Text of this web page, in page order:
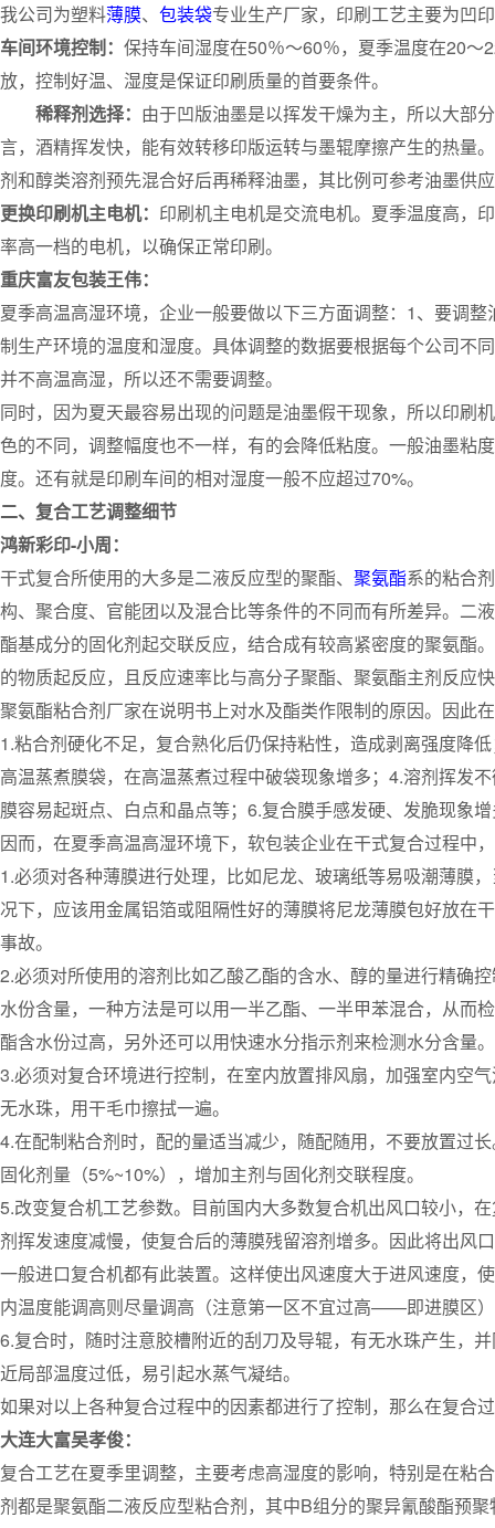
我公司为塑料薄膜、 包装袋专业生产厂家，印刷工艺主要为凹
车间环境控制： 保持车间湿度在50％～60％，夏季温度在20
放，控制好温、湿度是保证印刷质量的首要条件。
稀释剂选择： 由于凹版油墨是以挥发干燥为主，所以大部
言，酒精挥发快，能有效转移印版运转与墨辊摩擦产生的热量
剂和醇类溶剂预先混合好后再稀释油墨，其比例可参考油墨供
更换印刷机主电机： 印刷机主电机是交流电机。夏季温度高，
率高一档的电机，以确保正常印刷。
重庆富友包装王伟：
夏季高温高湿环境，企业一般要做以下三方面调整：1、要调
制生产环境的温度和湿度。具体调整的数据要根据每个公司不
并不高温高湿，所以还不需要调整。
同时，因为夏天最容易出现的问题是油墨假干现象，所以印刷
色的不同，调整幅度也不一样，有的会降低粘度。一般油墨粘
度。还有就是印刷车间的相对湿度一般不应超过70%。
二、复合工艺调整细节
鸿新彩印-小周：
干式复合所使用的大多是二液反应型的聚酯、 聚氨酯系的粘合
构、聚合度、官能团以及混合比等条件的不同而有所差异。二
酯基成分的固化剂起交联反应，结合成有较高紧密度的聚氨酯
的物质起反应，且反应速率比与高分子聚酯、聚氨酯主剂反应
聚氨酯粘合剂厂家在说明书上对水及酯类作限制的原因。因此
1.粘合剂硬化不足，复合熟化后仍保持粘性，造成剥离强度降
高温蒸煮膜袋，在高温蒸煮过程中破袋现象增多；4.溶剂挥发
膜容易起斑点、白点和晶点等；6.复合膜手感发硬、发脆现象
因而，在夏季高温高湿环境下，软包装企业在干式复合过程中
1.必须对各种薄膜进行处理，比如尼龙、玻璃纸等易吸潮薄膜
况下，应该用金属铝箔或阻隔性好的薄膜将尼龙薄膜包好放在
事故。
2.必须对所使用的溶剂比如乙酸乙酯的含水、醇的量进行精确
水份含量，一种方法是可以用一半乙酯、一半甲苯混合，从而
酯含水份过高，另外还可以用快速水分指示剂来检测水分含量。
3.必须对复合环境进行控制，在室内放置排风扇，加强室内空
无水珠，用干毛巾擦拭一遍。
4.在配制粘合剂时，配的量适当减少，随配随用，不要放置过
固化剂量（5%~10%），增加主剂与固化剂交联程度。
5.改变复合机工艺参数。目前国内大多数复合机出风口较小，
剂挥发速度减慢，使复合后的薄膜残留溶剂增多。因此将出风
一般进口复合机都有此装置。这样使出风速度大于进风速度，
内温度能调高则尽量调高（注意第一区不宜过高——即进膜区
6.复合时，随时注意胶槽附近的刮刀及导辊，有无水珠产生，
近局部温度过低，易引起水蒸气凝结。
如果对以上各种复合过程中的因素都进行了控制，那么在复合
大连大富吴孝俊：
复合工艺在夏季里调整，主要考虑高湿度的影响，特别是在粘
剂都是聚氨酯二液反应型粘合剂，其中B组分的聚异氰酸酯预